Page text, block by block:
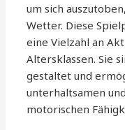
um sich
Wetter. Diese
eine Vielzahl an
Altersklassen. Sie
gestaltet und
unterhaltsamen
motorischen